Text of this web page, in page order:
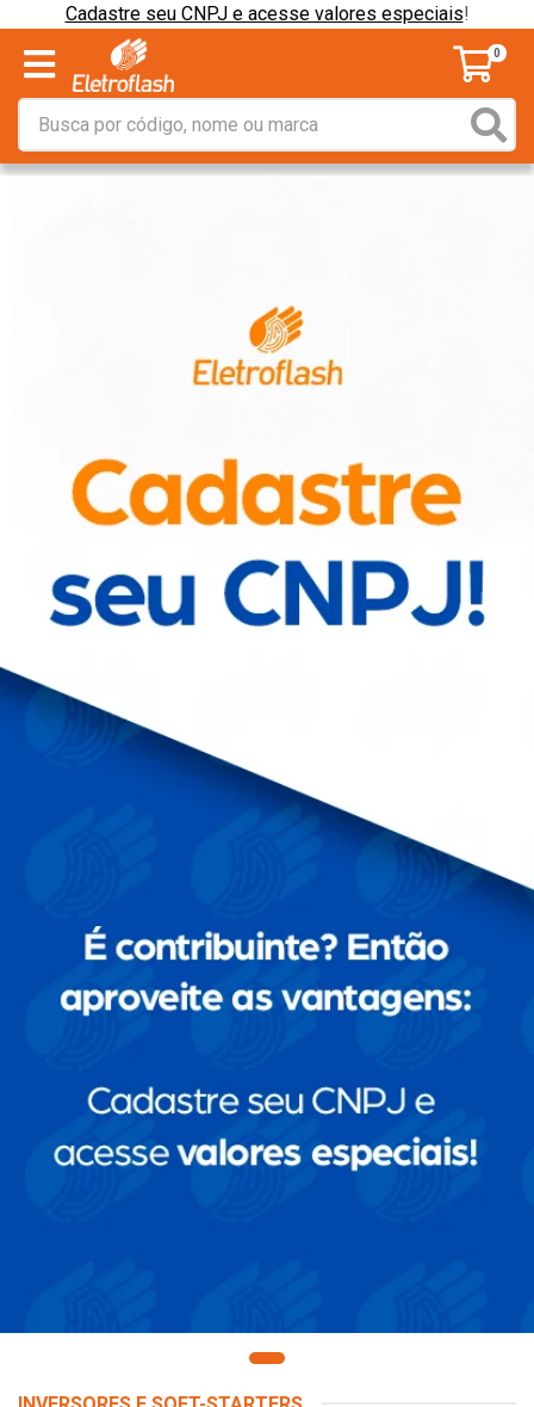
Cadastre seu CNPJ e acesse valores especiais!
0